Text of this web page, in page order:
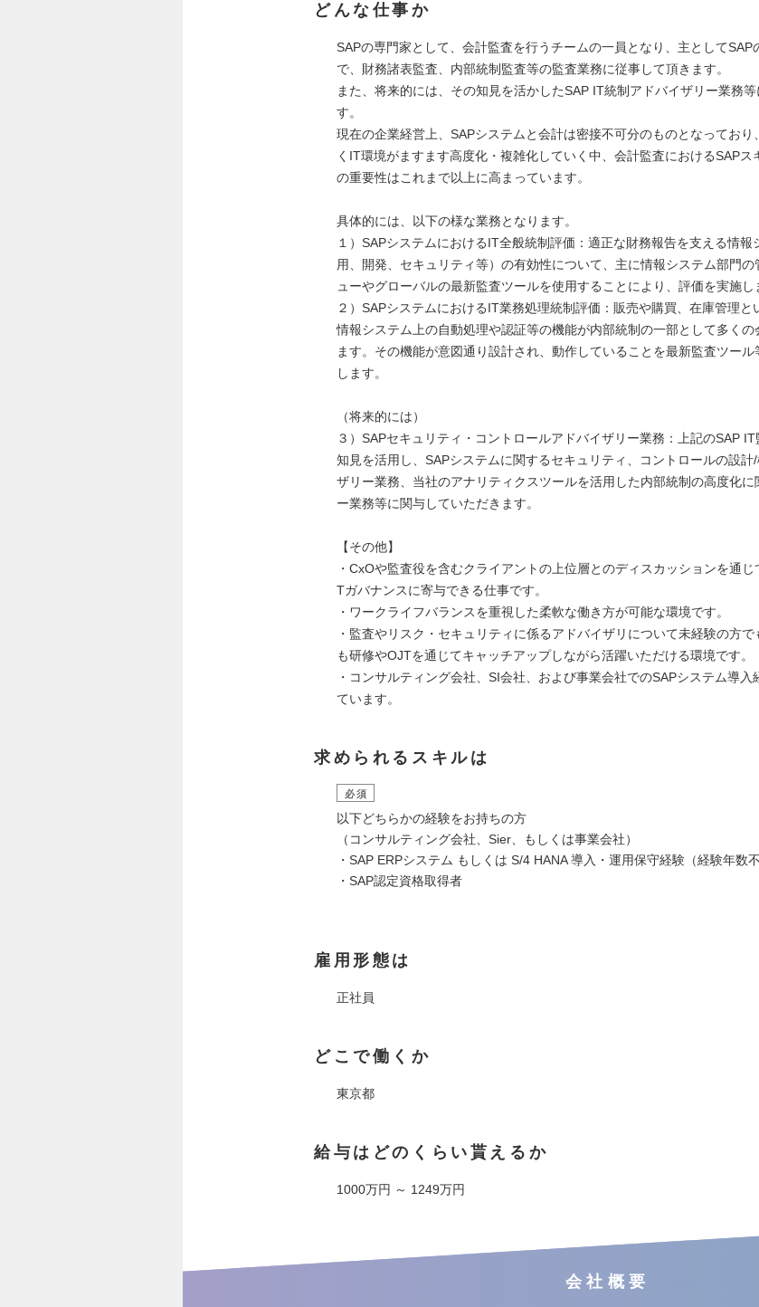
どんな仕事か
SAPの専門家として、会計監査を行うチームの一員となり、主としてSAP
で、財務諸表監査、内部統制監査等の監査業務に従事して頂きます。
また、将来的には、その知見を活かしたSAP IT統制アドバイザリー業務
す。
現在の企業経営上、SAPシステムと会計は密接不可分のものとなっており
くIT環境がますます高度化・複雑化していく中、会計監査におけるSAPス
の重要性はこれまで以上に高まっています。
具体的には、以下の様な業務となります。
１）SAPシステムにおけるIT全般統制評価：適正な財務報告を支える情報
用、開発、セキュリティ等）の有効性について、主に情報システム部門
ューやグローバルの最新監査ツールを使用することにより、評価を実施し
２）SAPシステムにおけるIT業務処理統制評価：販売や購買、在庫管理と
情報システム上の自動処理や認証等の機能が内部統制の一部として多く
ます。その機能が意図通り設計され、動作していることを最新監査ツー
します。
（将来的には）
３）SAPセキュリティ・コントロールアドバイザリー業務：上記のSAP
知見を活用し、SAPシステムに関するセキュリティ、コントロールの設計
ザリー業務、当社のアナリティクスツールを活用した内部統制の高度化に
ー業務等に関与していただきます。
【その他】
・CxOや監査役を含むクライアントの上位層とのディスカッションを通
Tガバナンスに寄与できる仕事です。
・ワークライフバランスを重視した柔軟な働き方が可能な環境です。
・監査やリスク・セキュリティに係るアドバイザリについて未経験の方
も研修やOJTを通じてキャッチアップしながら活躍いただける環境です。
・コンサルティング会社、SI会社、および事業会社でのSAPシステム導入
ています。
求められるスキルは
必須
以下どちらかの経験をお持ちの方
（コンサルティング会社、Sier、もしくは事業会社）
・SAP ERPシステム もしくは S/4 HANA 導入・運用保守経験（経験年数不
・SAP認定資格取得者
雇用形態は
正社員
どこで働くか
東京都
給与はどのくらい貰えるか
1000万円 ～ 1249万円
会社概要